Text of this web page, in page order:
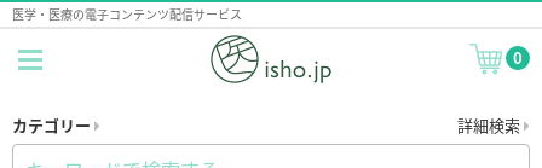
医学・医療の電子コンテンツ配信サービス
0
カテゴリー 詳細検索